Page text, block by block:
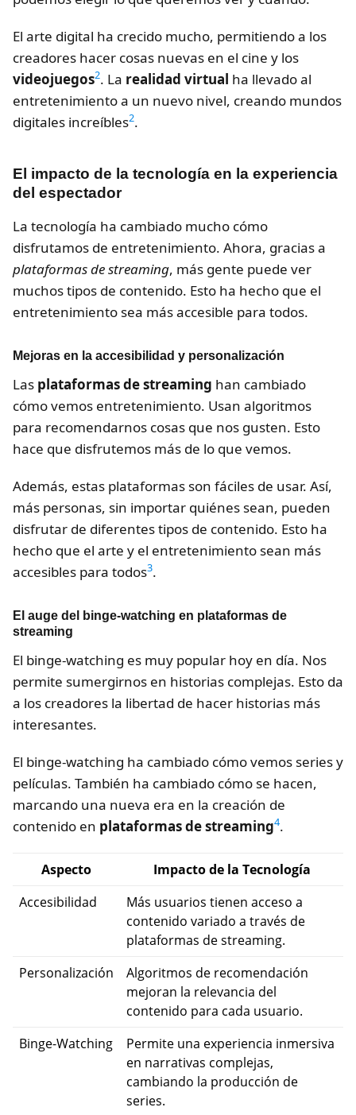
El arte digital ha crecido mucho, permitiendo a los
creadores hacer cosas nuevas en el cine y los
videojuegos2. La realidad virtual ha llevado al
entretenimiento a un nuevo nivel, creando mundos
digitales increíbles2.
El impacto de la tecnología en la experiencia
del espectador
La tecnología ha cambiado mucho cómo
disfrutamos de entretenimiento. Ahora, gracias a
plataformas de streaming, más gente puede ver
muchos tipos de contenido. Esto ha hecho que el
entretenimiento sea más accesible para todos.
Mejoras en la accesibilidad y personalización
Las plataformas de streaming han cambiado
cómo vemos entretenimiento. Usan algoritmos
para recomendarnos cosas que nos gusten. Esto
hace que disfrutemos más de lo que vemos.
Además, estas plataformas son fáciles de usar. Así,
más personas, sin importar quiénes sean, pueden
disfrutar de diferentes tipos de contenido. Esto ha
hecho que el arte y el entretenimiento sean más
accesibles para todos3.
El auge del binge-watching en plataformas de
streaming
El binge-watching es muy popular hoy en día. Nos
permite sumergirnos en historias complejas. Esto da
a los creadores la libertad de hacer historias más
interesantes.
El binge-watching ha cambiado cómo vemos series y
películas. También ha cambiado cómo se hacen,
marcando una nueva era en la creación de
contenido en plataformas de streaming4.
Aspecto
Impacto de la Tecnología
Accesibilidad
Más usuarios tienen acceso a
contenido variado a través de
plataformas de streaming.
Personalización
Algoritmos de recomendación
mejoran la relevancia del
contenido para cada usuario.
Binge-Watching
Permite una experiencia inmersiva
en narrativas complejas,
cambiando la producción de
series.